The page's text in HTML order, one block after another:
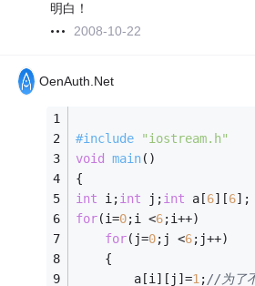
明白！
2008-10-22
OenAuth.Net
#include
"iostream.h"
void
main()
{
int i;int j;int a[6][6];
for(i=0;i <6;i++)
for(j=0;j <6;j++)
	{
	    a[i][j]=
1;//为了